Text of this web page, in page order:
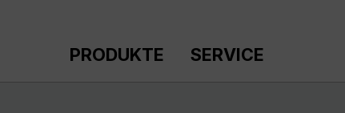
PRODUKTE SERVICE